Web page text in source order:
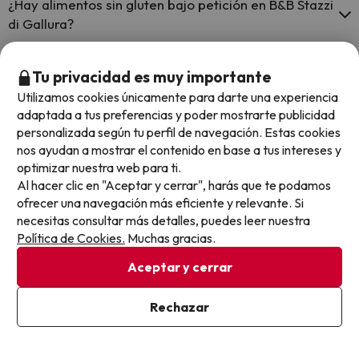
¿Hay alimentos sin gluten bajo petición en B&B Stazzi
di Gallura?
petición.
¿B&B Stazzi di Gallura dispone de leche sin lactosa?
Sí, B&B Stazzi di Gallura tiene leche sin lactosa bajo petición.
Otros chollos en hoteles similares
Tu privacidad es muy importante
Utilizamos cookies únicamente para darte una experiencia
adaptada a tus preferencias y poder mostrarte publicidad
personalizada según tu perfil de navegación. Estas cookies
nos ayudan a mostrar el contenido en base a tus intereses y
optimizar nuestra web para ti.
Al hacer clic en "Aceptar y cerrar", harás que te podamos
ofrecer una navegación más eficiente y relevante. Si
necesitas consultar más detalles, puedes leer nuestra
Política de Cookies. Muchas gracias.
Aceptar y cerrar
Rechazar